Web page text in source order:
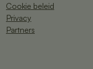
Cookie beleid
Privacy
Partners